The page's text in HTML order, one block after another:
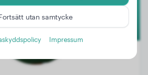
utan samtycke
Impressum